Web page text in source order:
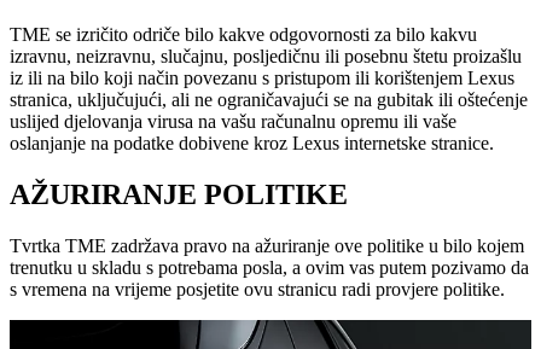
TME se izričito odriče bilo kakve odgovornosti za bilo kakvu
izravnu, neizravnu, slučajnu, posljedičnu ili posebnu štetu proizašlu
iz ili na bilo koji način povezanu s pristupom ili korištenjem Lexus
stranica, uključujući, ali ne ograničavajući se na gubitak ili oštećenje
uslijed djelovanja virusa na vašu računalnu opremu ili vaše
oslanjanje na podatke dobivene kroz Lexus internetske stranice.
AŽURIRANJE POLITIKE
Tvrtka TME zadržava pravo na ažuriranje ove politike u bilo kojem
trenutku u skladu s potrebama posla, a ovim vas putem pozivamo da
s vremena na vrijeme posjetite ovu stranicu radi provjere politike.